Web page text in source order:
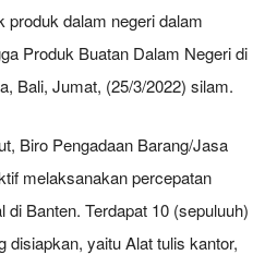
produk dalam negeri dalam
Produk Buatan Dalam Negeri di
Bali, Jumat, (25/3/2022) silam.
Biro Pengadaan Barang/Jasa
melaksanakan percepatan
Banten. Terdapat 10 (sepuluuh)
disiapkan, yaitu Alat tulis kantor,